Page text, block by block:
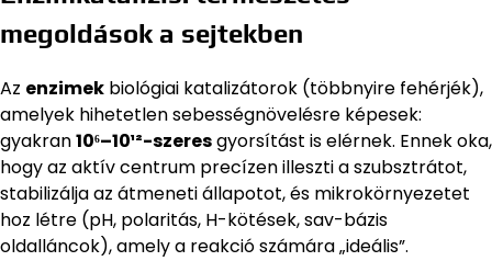
megoldások a sejtekben
Az enzimek biológiai katalizátorok (többnyire fehérjék),
amelyek hihetetlen sebességnövelésre képesek:
gyakran10⁶–10¹²-szeresgyorsítást is elérnek. Ennek oka,
hogy az aktív centrum precízen illeszti a szubsztrátot,
stabilizálja az átmeneti állapotot, és mikrokörnyezetet
hoz létre (pH, polaritás, H-kötések, sav-bázis
oldalláncok), amely a reakció számára „ideális”.